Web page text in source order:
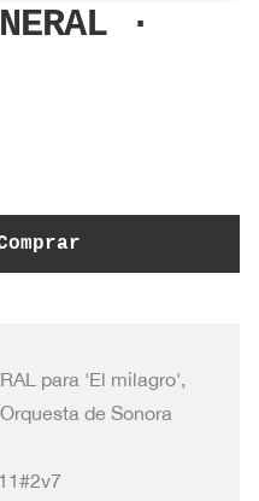
·
para 'El milagro',
de Sonora